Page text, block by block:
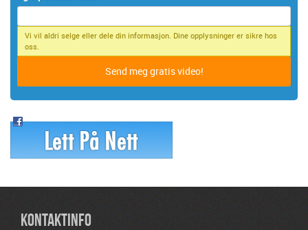
Vi vil aldri selge eller dele din informasjon. Dine opplysninger er sikre hos
oss.
KONTAKTINFO